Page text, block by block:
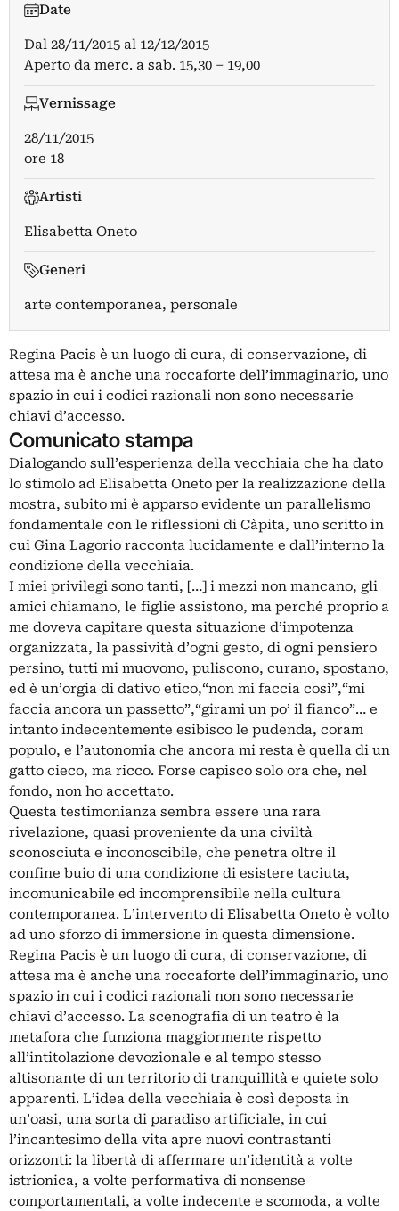
Date
Dal 28/11/2015 al 12/12/2015
Aperto da merc. a sab. 15,30 – 19,00
Vernissage
28/11/2015
ore 18
Artisti
Elisabetta Oneto
Generi
arte contemporanea, personale
Regina Pacis è un luogo di cura, di conservazione, di
attesa ma è anche una roccaforte dell’immaginario, uno
spazio in cui i codici razionali non sono necessarie
chiavi d’accesso.
Comunicato stampa
Dialogando sull’esperienza della vecchiaia che ha dato
lo stimolo ad Elisabetta Oneto per la realizzazione della
mostra, subito mi è apparso evidente un parallelismo
fondamentale con le riflessioni di Càpita, uno scritto in
cui Gina Lagorio racconta lucidamente e dall’interno la
condizione della vecchiaia.
I miei privilegi sono tanti, […] i mezzi non mancano, gli
amici chiamano, le figlie assistono, ma perché proprio a
me doveva capitare questa situazione d’impotenza
organizzata, la passività d’ogni gesto, di ogni pensiero
persino, tutti mi muovono, puliscono, curano, spostano,
ed è un’orgia di dativo etico,“non mi faccia così”,“mi
faccia ancora un passetto”,“girami un po’ il fianco”… e
intanto indecentemente esibisco le pudenda, coram
populo, e l’autonomia che ancora mi resta è quella di un
gatto cieco, ma ricco. Forse capisco solo ora che, nel
fondo, non ho accettato.
Questa testimonianza sembra essere una rara
rivelazione, quasi proveniente da una civiltà
sconosciuta e inconoscibile, che penetra oltre il
confine buio di una condizione di esistere taciuta,
incomunicabile ed incomprensibile nella cultura
contemporanea. L’intervento di Elisabetta Oneto è volto
ad uno sforzo di immersione in questa dimensione.
Regina Pacis è un luogo di cura, di conservazione, di
attesa ma è anche una roccaforte dell’immaginario, uno
spazio in cui i codici razionali non sono necessarie
chiavi d’accesso. La scenografia di un teatro è la
metafora che funziona maggiormente rispetto
all’intitolazione devozionale e al tempo stesso
altisonante di un territorio di tranquillità e quiete solo
apparenti. L’idea della vecchiaia è così deposta in
un’oasi, una sorta di paradiso artificiale, in cui
l’incantesimo della vita apre nuovi contrastanti
orizzonti: la libertà di affermare un’identità a volte
istrionica, a volte performativa di nonsense
comportamentali, a volte indecente e scomoda, a volte